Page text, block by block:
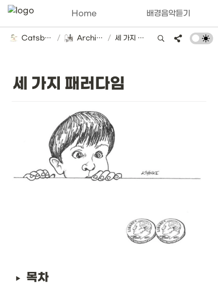
Home 배경음악듣기
Catsbi's DLog / Architecture / 세 가지 패러다임
세 가지 패러다임
목차